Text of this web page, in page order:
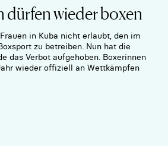
dürfen wieder boxen
in Kuba nicht erlaubt, den im
zu betreiben. Nun hat die
das Verbot aufgehoben. Boxerinnen
wieder offiziell an Wettkämpfen